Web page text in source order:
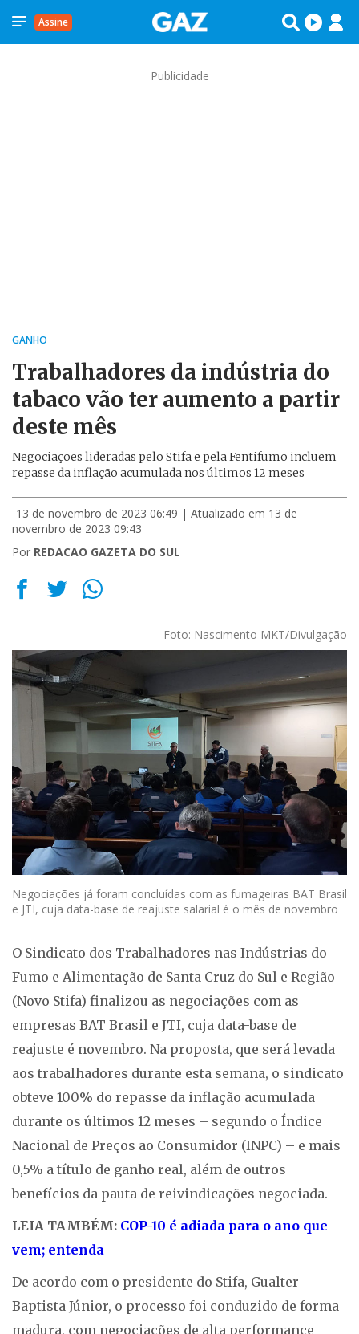
Assine
Publicidade
GANHO
Trabalhadores da indústria do
tabaco vão ter aumento a partir
deste mês
Negociações lideradas pelo Stifa e pela Fentifumo incluem
repasse da inflação acumulada nos últimos 12 meses
13 de novembro de 2023 06:49 | Atualizado em 13 de
novembro de 2023 09:43
Por REDACAO GAZETA DO SUL
Foto: Nascimento MKT/Divulgação
Negociações já foram concluídas com as fumageiras BAT Brasil
e JTI, cuja data-base de reajuste salarial é o mês de novembro
O Sindicato dos Trabalhadores nas Indústrias do
Fumo e Alimentação de Santa Cruz do Sul e Região
(Novo Stifa) finalizou as negociações com as
empresas BAT Brasil e JTI, cuja data-base de
reajuste é novembro. Na proposta, que será levada
aos trabalhadores durante esta semana, o sindicato
obteve 100% do repasse da inflação acumulada
durante os últimos 12 meses – segundo o Índice
Nacional de Preços ao Consumidor (INPC) – e mais
0,5% a título de ganho real, além de outros
benefícios da pauta de reivindicações negociada.
LEIA TAMBÉM: COP-10 é adiada para o ano que
vem; entenda
De acordo com o presidente do Stifa, Gualter
Baptista Júnior, o processo foi conduzido de forma
madura, com negociações de alta performance